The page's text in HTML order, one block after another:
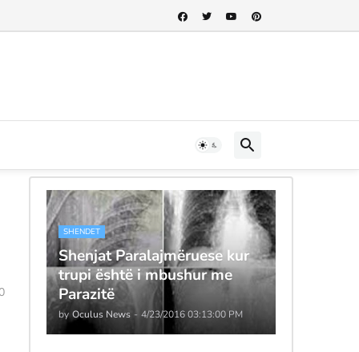
SHENDET
Shenjat Paralajmëruese kur
trupi është i mbushur me
Parazitë
by Oculus News - 4/23/2016 03:13:00 PM